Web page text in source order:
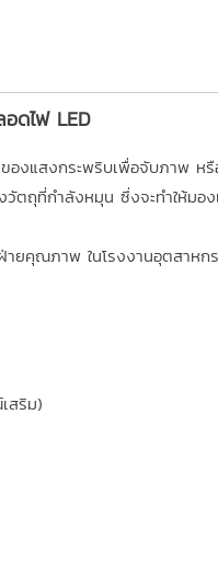
ดไฟ LED
องแสงกระพริบเพื่อจับภาพ ห
ตถุที่กำลังหมุน ซึ่งจะทำให้ม
ายคุณภาพ ในโรงงานอุตสาหก
สริม)